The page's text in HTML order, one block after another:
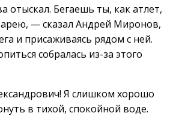
отыскал. Бегаешь ты, как атлет,
— сказал Андрей Миронов,
и присаживаясь рядом с ней.
собралась из-за этого
Я слишком хорошо
в тихой, спокойной воде.